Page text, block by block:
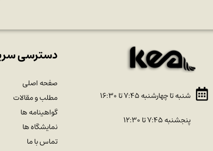
شنبه تا چهارشنبه ۷:۴۵ تا ۱۶:۳۰
پنجشنبه ۷:۴۵ تا ۱۲:۳۰
دسترسی
صفحه اصلی
مطلب و مقالات
گواهینامه ها
نمایشگاه ها
تماس با ما